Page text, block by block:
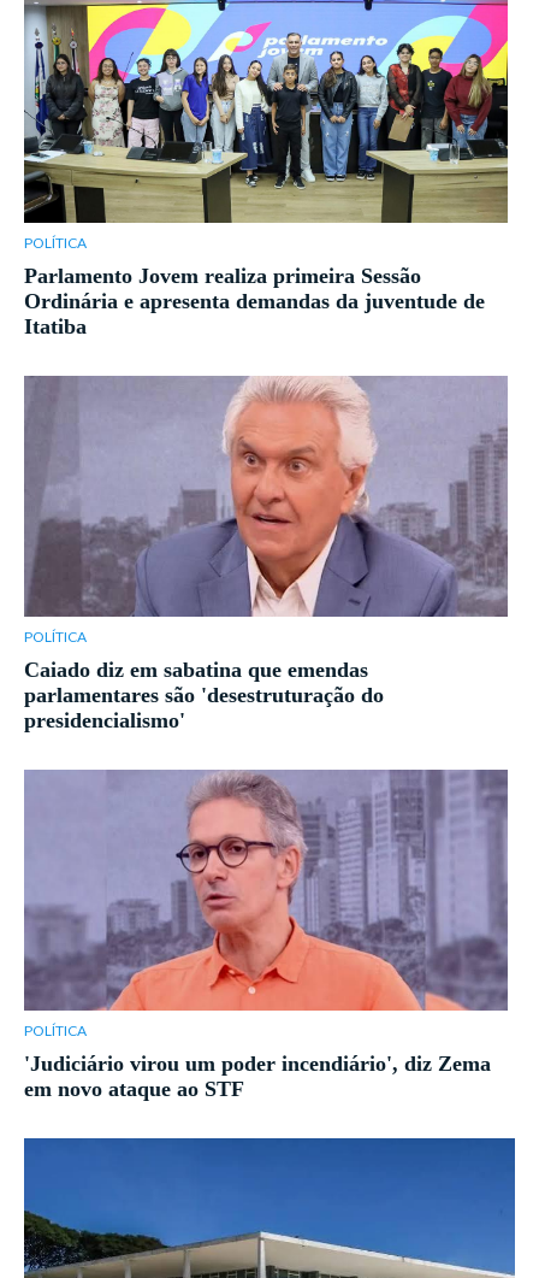
POLÍTICA
Parlamento Jovem realiza primeira Sessão
Ordinária e apresenta demandas da juventude de
Itatiba
POLÍTICA
Caiado diz em sabatina que emendas
parlamentares são 'desestruturação do
presidencialismo'
POLÍTICA
'Judiciário virou um poder incendiário', diz Zema
em novo ataque ao STF